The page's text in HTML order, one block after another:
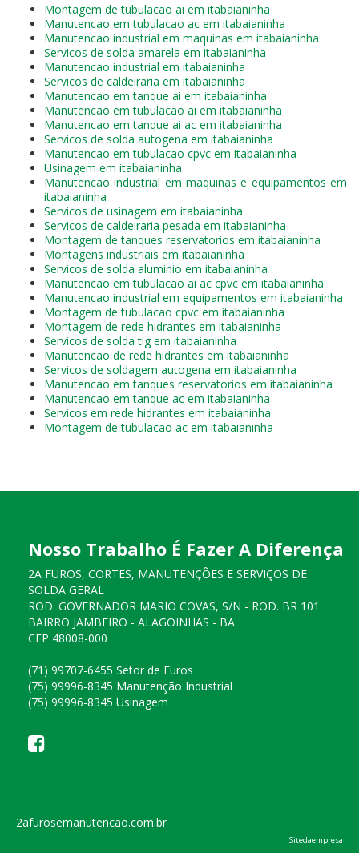
Montagem de tubulacao ai em itabaianinha
Manutencao em tubulacao ac em itabaianinha
Manutencao industrial em maquinas em itabaianinha
Servicos de solda amarela em itabaianinha
Manutencao industrial em itabaianinha
Servicos de caldeiraria em itabaianinha
Manutencao em tanque ai em itabaianinha
Manutencao em tubulacao ai em itabaianinha
Manutencao em tanque ai ac em itabaianinha
Servicos de solda autogena em itabaianinha
Manutencao em tubulacao cpvc em itabaianinha
Usinagem em itabaianinha
Manutencao industrial em maquinas e equipamentos em
itabaianinha
Servicos de usinagem em itabaianinha
Servicos de caldeiraria pesada em itabaianinha
Montagem de tanques reservatorios em itabaianinha
Montagens industriais em itabaianinha
Servicos de solda aluminio em itabaianinha
Manutencao em tubulacao ai ac cpvc em itabaianinha
Manutencao industrial em equipamentos em itabaianinha
Montagem de tubulacao cpvc em itabaianinha
Montagem de rede hidrantes em itabaianinha
Servicos de solda tig em itabaianinha
Manutencao de rede hidrantes em itabaianinha
Servicos de soldagem autogena em itabaianinha
Manutencao em tanques reservatorios em itabaianinha
Manutencao em tanque ac em itabaianinha
Servicos em rede hidrantes em itabaianinha
Montagem de tubulacao ac em itabaianinha
Nosso Trabalho É Fazer A Diferença
2A FUROS, CORTES, MANUTENÇÕES E SERVIÇOS DE
SOLDA GERAL
ROD. GOVERNADOR MARIO COVAS, S/N - ROD. BR 101
BAIRRO JAMBEIRO - ALAGOINHAS - BA
CEP 48008-000
(71) 99707-6455 Setor de Furos
(75) 99996-8345 Manutenção Industrial
(75) 99996-8345 Usinagem
2afurosemanutencao.com.br
Sitedaempresa